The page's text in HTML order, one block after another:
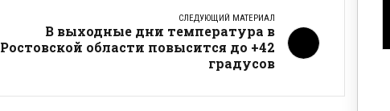
СЛЕДУЮЩИЙ МАТЕРИАЛ
В выходные дни температура в
Ростовской области повысится до +42
градусов